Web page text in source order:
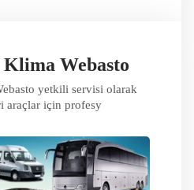
Webasto Servisi
Webasto Yetkili Servis
Servis
Webasto
yetkili servisi olarak
araçlar için profesy